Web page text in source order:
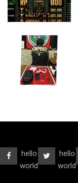
hello
world
hello
world